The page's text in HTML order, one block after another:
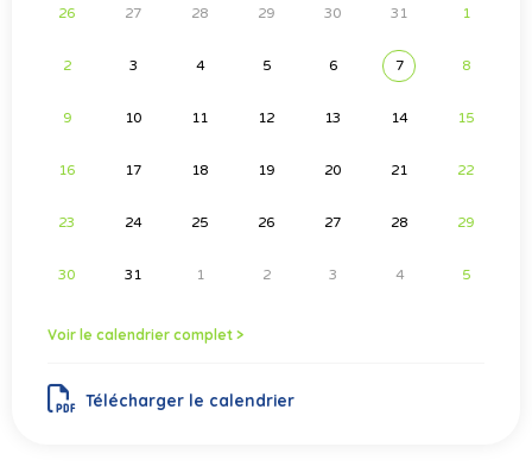
26 27 28 29 30 31 1
2 3 4 5 6 7 8
9 10 11 12 13 14 15
16 17 18 19 20 21 22
23 24 25 26 27 28 29
30 31 1 2 3 4 5
Voir le calendrier complet >
Télécharger le calendrier